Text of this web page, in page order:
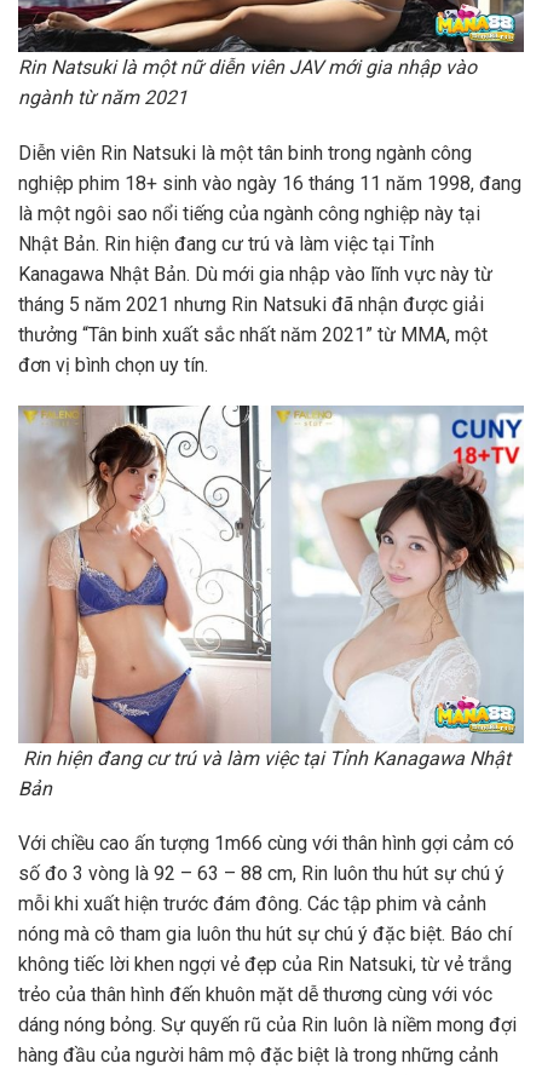
Rin Natsuki là một nữ diễn viên JAV mới gia nhập vào
ngành từ năm 2021
Diễn viên Rin Natsuki là một tân binh trong ngành công
nghiệp phim 18+ sinh vào ngày 16 tháng 11 năm 1998, đang
là một ngôi sao nổi tiếng của ngành công nghiệp này tại
Nhật Bản. Rin hiện đang cư trú và làm việc tại Tỉnh
Kanagawa Nhật Bản. Dù mới gia nhập vào lĩnh vực này từ
tháng 5 năm 2021 nhưng Rin Natsuki đã nhận được giải
thưởng “Tân binh xuất sắc nhất năm 2021” từ MMA, một
đơn vị bình chọn uy tín.
Rin hiện đang cư trú và làm việc tại Tỉnh Kanagawa Nhật
Bản
Với chiều cao ấn tượng 1m66 cùng với thân hình gợi cảm có
số đo 3 vòng là 92 – 63 – 88 cm, Rin luôn thu hút sự chú ý
mỗi khi xuất hiện trước đám đông. Các tập phim và cảnh
nóng mà cô tham gia luôn thu hút sự chú ý đặc biệt. Báo chí
không tiếc lời khen ngợi vẻ đẹp của Rin Natsuki, từ vẻ trắng
trẻo của thân hình đến khuôn mặt dễ thương cùng với vóc
dáng nóng bỏng. Sự quyến rũ của Rin luôn là niềm mong đợi
hàng đầu của người hâm mộ đặc biệt là trong những cảnh